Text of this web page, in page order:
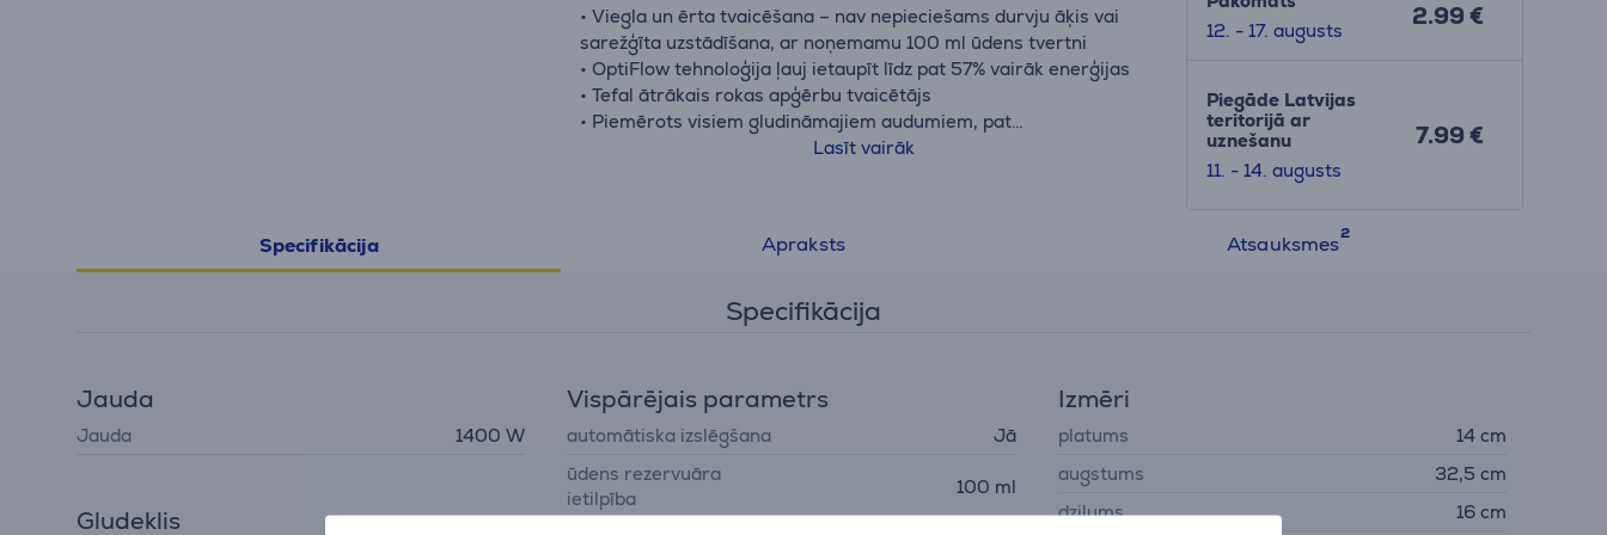
• Viegla un ērta tvaicēšana – nav nepieciešams durvju āķis vai
sarežģīta uzstādīšana, ar noņemamu 100 ml ūdens tvertni
• OptiFlow tehnoloģija ļauj ietaupīt līdz pat 57% vairāk enerģijas
• Tefal ātrākais rokas apģērbu tvaicētājs
• Piemērots visiem gludināmajiem audumiem, pat
Lasīt vairāk
12. - 17. augusts
2.99 €
Piegāde Latvijas
teritorijā ar
uznešanu
11. - 14. augusts
7.99 €
Specifikācija Apraksts Atsauksmes
Specifikācija
Jauda
Jauda 1400 W
Gludeklis
Vispārējais parametrs
automātiska izslēgšana
Jā
ūdens rezervuāra
ietilpība
100 ml
Izmēri
platums
14 cm
augstums
32,5 cm
dziļums
16 cm